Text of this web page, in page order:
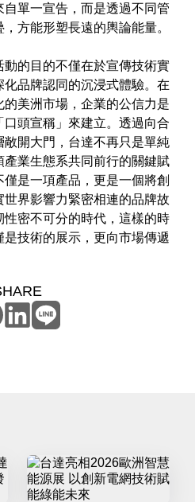
單一宣告，而是透過不同管
方能形塑長遠的輿論能量。
的目的不僅在於宣傳技術實
品牌認同的沉浸式體驗。在
美洲市場，企業的公信力是
頭宣稱」來建立。透過向合
開大門，台達不再只是單純
業生態系共同前行的關鍵賦
是一項產品，更是一個將創
界影響力緊密相連的品牌故
密不可分的時代，這樣的時
技術的展示，更向市場傳遞